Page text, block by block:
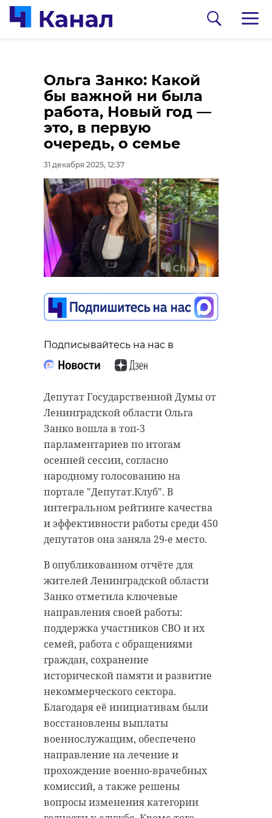
Ольга Занко: Какой
бы важной ни была
работа, Новый год —
это, в первую
очередь, о семье
31 декабря 2025, 12:37
Подписывайтесь на нас в
Депутат Государственной Думы от
Ленинградской области Ольга
Занко вошла в топ-3
парламентариев по итогам
осенней сессии, согласно
народному голосованию на
портале "Депутат.Клуб". В
интегральном рейтинге качества
и эффективности работы среди 450
депутатов она заняла 29-е место.
В опубликованном отчёте для
жителей Ленинградской области
Занко отметила ключевые
направления своей работы:
поддержка участников СВО и их
семей, работа с обращениями
граждан, сохранение
исторической памяти и развитие
некоммерческого сектора.
Благодаря её инициативам были
восстановлены выплаты
военнослужащим, обеспечено
направление на лечение и
прохождение военно-врачебных
комиссий, а также решены
вопросы изменения категории
0:00 / 0:00
Фото и видео: Спасение тюленей 699-23-
99
Пока двуногие
работают, Шлиссик
исследует
территорию в
поисках вкусняшек
31 декабря 2025, 11:04
Подписывайтесь на нас в
В Фонде друзей балтийской нерпы
(Репино, Санкт-Петербург) готовят
новогодний подарок для
ластоногих "коллег". Так, Крошику
и Шлиссику хотят преподнести
деревянный домик с
обогревателем.
"В природе каждый
уважающий себя
самец кольчатой
нерпы стремится
обзавестись
релаксационным
подснежным
убежищем для
укрытия от ветра,
осадков и морозов.
Ну и мы решили
предоставить
друзьям просторное
Жителей Ленобласти
предупредили об
изменениях в
расписании
маршрутов на
новогодних
выходных
31 декабря 2025, 10:09
Подписывайтесь на нас в
Комитет по транспорту
Ленинградской области сообщил о
корректировках в работе
автобусных маршрутов в период
новогодних каникул.
С 1 по 11 января на ряде
направлений будет временно
сокращено количество рейсов.
Пассажирам рекомендуют заранее
проверять актуальное расписание
и учитывать изменения при
планировании поездок.
Подробнаяинформацияо графике
движения размещена на портале
"Ладога" на сайте
transport47.ru/map.
01.01.2026
Маршрут № 888
от д. Извара: 05:10, 13:20, 16:30,
17:30
от г. СПб, ст. м. «Автово»: 10:00,
17:00, 19:00, 21:00